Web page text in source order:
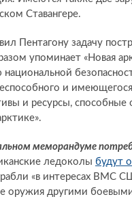
Ставангере.
Пентагону задачу
упоминает «Новая
и
и ресурсы, способные
меморандуме
ледоколы будут
«в интересах ВМС
оружия другими